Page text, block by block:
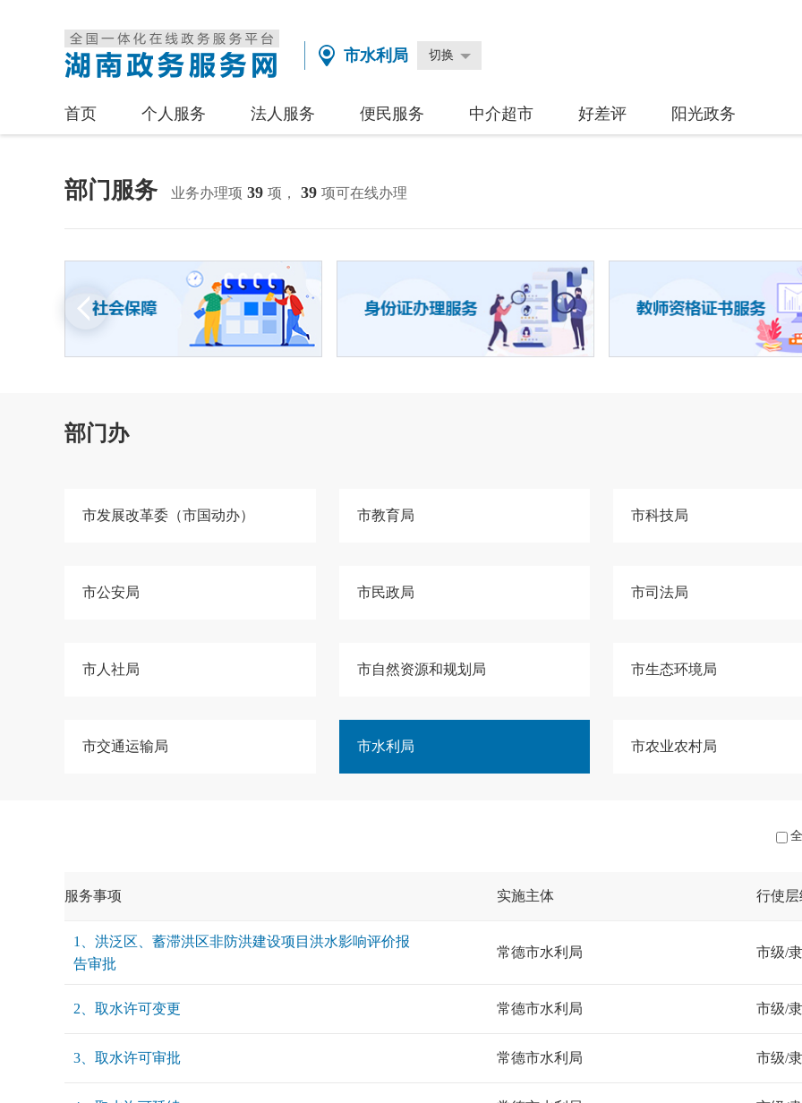
市水利局 切换
首页 个人服务 法人服务 便民服务 中介超市 好差评 阳光政务
部门服务 业务办理项 39 项， 39 项可在线办理
部门办
市发展改革委（市国动办） 市教育局 市科技局
市公安局 市民政局 市司法局
市人社局 市自然资源和规划局 市生态环境局
市交通运输局 市水利局 市农业农村局